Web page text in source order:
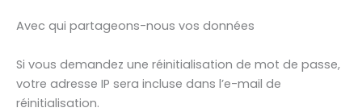
Avec qui partageons-nous vos données
Si vous demandez une réinitialisation de mot de passe,
votre adresse IP sera incluse dans l’e-mail de
réinitialisation.